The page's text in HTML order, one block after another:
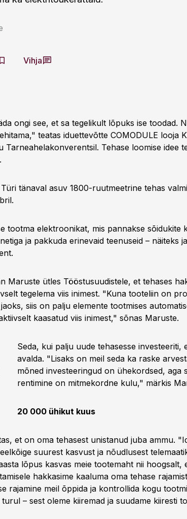
Vihja
ongi see, et sa tegelikult lõpuks ise toodad.
teatas iduettevõtte COMODULE looja
Tarneahelakonverentsil. Tehase loomise idee
tänaval asuv 1800-ruutmeetrine tehas
tootma elektroonikat, mis pannakse sõidukite
ja pakkuda erinevaid teenuseid – näiteks
Maruste ütles Tööstusuudistele, et tehases
tegelema viis inimest. "Kuna tooteliin on
siis on palju elemente tootmises
kaasatud viis inimest," sõnas Maruste.
Seda, kui palju uude tehasesse investeeriti,
avalda. "Lisaks on meil seda ka raske
mõned investeeringud on ühekordsed, aga
rentimine on mitmekordne kulu," märkis
20 000 ühikut kuus
et on oma tehasest unistanud juba ammu.
suurest kasvust ja nõudlusest
lõpus kasvas meie tootemaht nii hoogsalt,
hakkasime kaaluma oma tehase
rajamine meil õppida ja kontrollida kogu
– sest oleme kiiremad ja suudame kiiresti